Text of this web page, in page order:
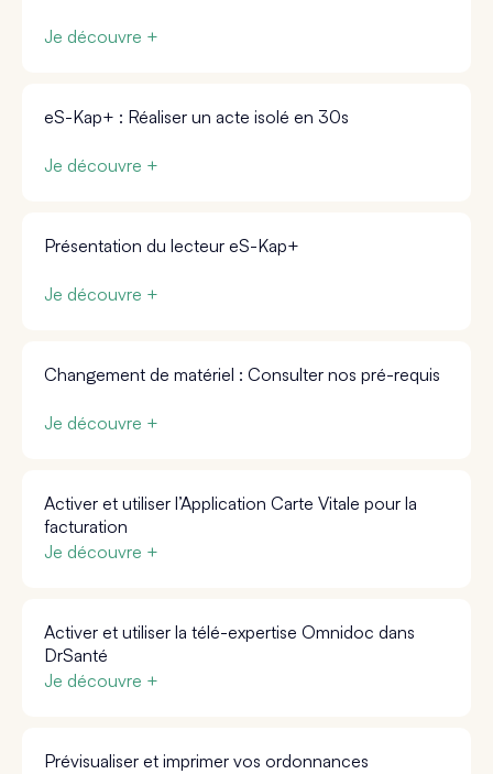
Je découvre +
eS-Kap+ : Réaliser un acte isolé en 30s
Je découvre +
Présentation du lecteur eS-Kap+
Je découvre +
Changement de matériel : Consulter nos pré-requis
Je découvre +
Activer et utiliser l’Application Carte Vitale pour la
facturation
Je découvre +
Activer et utiliser la télé-expertise Omnidoc dans
DrSanté
Je découvre +
Prévisualiser et imprimer vos ordonnances